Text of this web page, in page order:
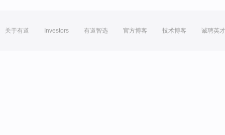
关于有道 Investors 有道智选 官方博客 技术博客 诚聘英才